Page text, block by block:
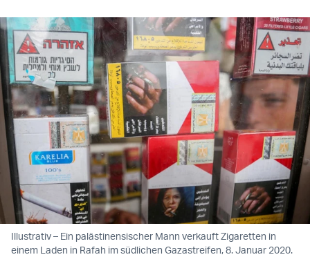
Illustrativ – Ein palästinensischer Mann verkauft Zigaretten in
einem Laden in Rafah im südlichen Gazastreifen, 8. Januar 2020.